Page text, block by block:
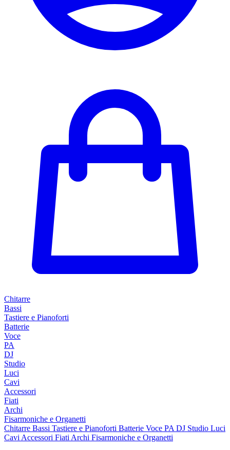
Chitarre
Bassi
Tastiere e Pianoforti
Batterie
Voce
PA
DJ
Studio
Luci
Cavi
Accessori
Fiati
Archi
Fisarmoniche e Organetti
Chitarre Bassi Tastiere e Pianoforti Batterie Voce PA DJ Studio Luci
Cavi Accessori Fiati Archi Fisarmoniche e Organetti